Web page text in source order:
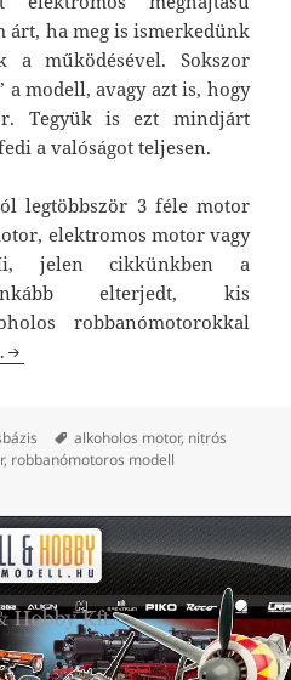
árt, ha meg is ismerkedünk
a működésével. Sokszor
a modell, avagy azt is, hogy
Tegyük is ezt mindjárt
a valóságot teljesen.
legtöbbször 3 féle motor
elektromos motor vagy
jelen cikkünkben a
elterjedt, kis
robbanómotorokkal
Címke
alkoholos motor, nitrós
, robbanómotoros modell